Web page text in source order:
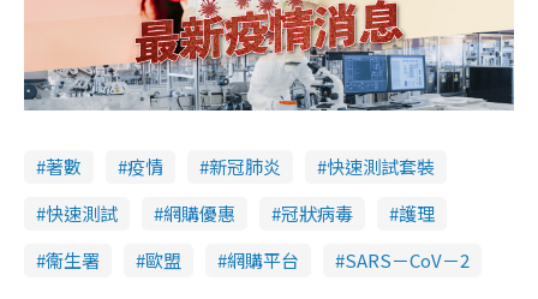
著數 疫情 新冠肺炎
快速測試套裝
快速測試
網購優惠 冠狀病毒
護理
衞生署
歐盟 網購平台 SARS－CoV－2